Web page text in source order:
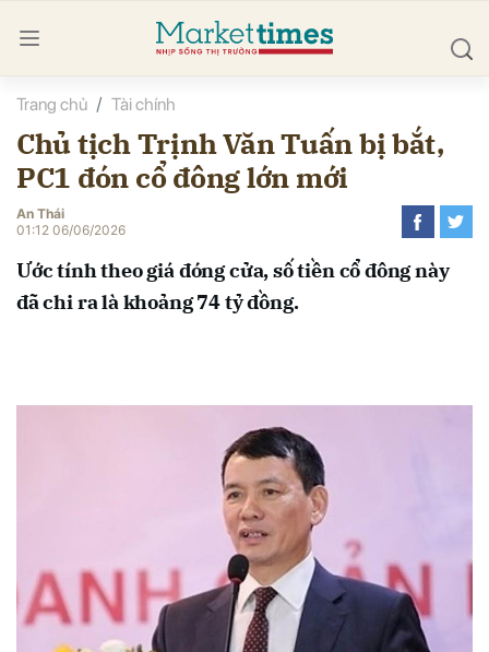
Trang chủ Tài chính
Chủ tịch Trịnh Văn Tuấn bị bắt,
PC1 đón cổ đông lớn mới
An Thái
01:12 06/06/2026
Ước tính theo giá đóng cửa, số tiền cổ đông này
đã chi ra là khoảng 74 tỷ đồng.
luận